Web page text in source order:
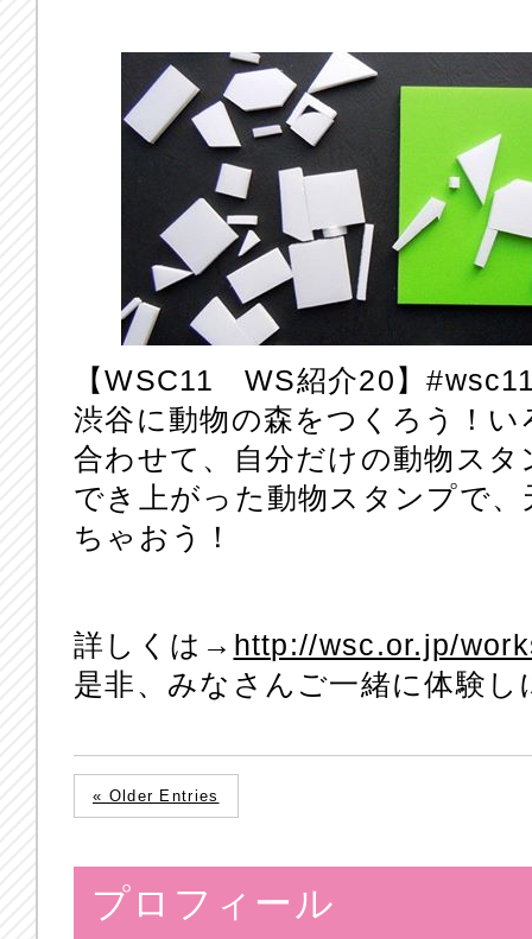
【WSC11 WS紹介20】‪
渋谷に動物の森をつくろう！
合わせて、自分だけの動物ス
でき上がった動物スタンプで
ちゃおう！
詳しくは→ http://wsc.or.jp/
是非、みなさんご一緒に体験
« Older Entries
プロフィール